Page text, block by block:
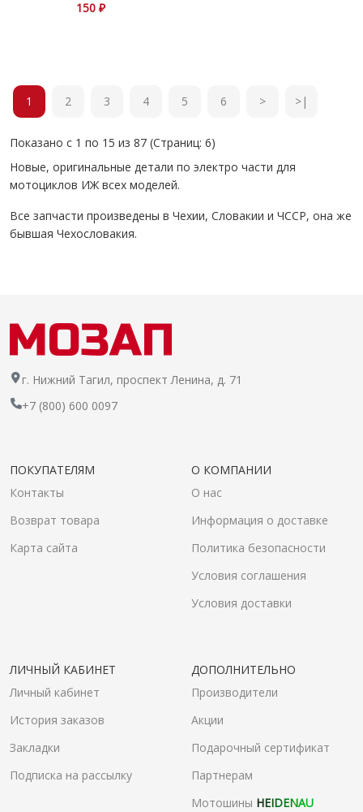
150 ₽
1 2 3 4 5 6 > >|
Показано с 1 по 15 из 87 (Страниц: 6)
Новые, оригинальные детали по электро части для
мотоциклов ИЖ всех моделей.
Все запчасти произведены в Чехии, Словакии и ЧССР, она же
бывшая Чехословакия.
г. Нижний Тагил, проспект Ленина, д. 71
+7 (800) 600 0097
ПОКУПАТЕЛЯМ
Контакты
Возврат товара
Карта сайта
О КОМПАНИИ
О нас
Информация о доставке
Политика безопасности
Условия соглашения
Условия доставки
ЛИЧНЫЙ КАБИНЕТ
Личный кабинет
История заказов
Закладки
Подписка на рассылку
ДОПОЛНИТЕЛЬНО
Производители
Акции
Подарочный сертификат
Партнерам
Мотошины HEIDENAU